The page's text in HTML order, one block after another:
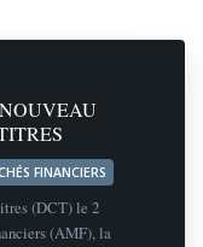
FINANCIERS
(DCT) le 2
(AMF), la